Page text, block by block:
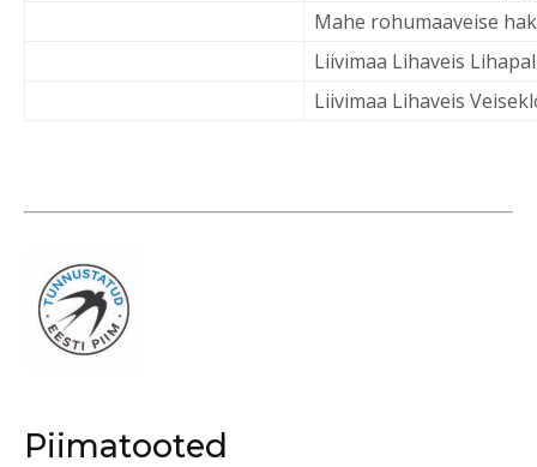
Mahe rohumaaveise
Liivimaa Lihaveis
Liivimaa Lihaveis
Piimatooted